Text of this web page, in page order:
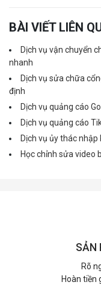
BÀI VIẾT LIÊN
Dịch vụ vận chuyển
nhanh
Dịch vụ sửa chữa
định
Dịch vụ quảng cáo
Dịch vụ quảng cáo
Dịch vụ ủy thác
Học chỉnh sửa video
SẢN
Rõ
Hoàn tiền